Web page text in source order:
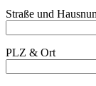
Straße und
PLZ & Ort